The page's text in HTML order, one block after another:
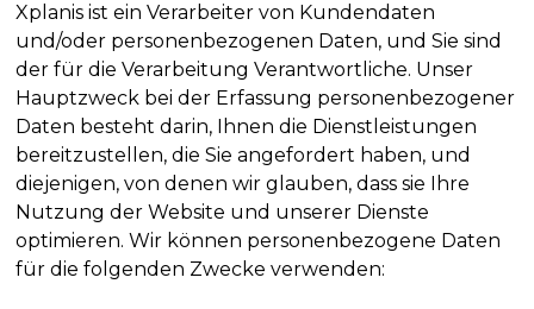
Xplanis ist ein Verarbeiter von Kundendaten
und/oder personenbezogenen Daten, und Sie sind
der für die Verarbeitung Verantwortliche. Unser
Hauptzweck bei der Erfassung personenbezogener
Daten besteht darin, Ihnen die Dienstleistungen
bereitzustellen, die Sie angefordert haben, und
diejenigen, von denen wir glauben, dass sie Ihre
Nutzung der Website und unserer Dienste
optimieren. Wir können personenbezogene Daten
für die folgenden Zwecke verwenden: